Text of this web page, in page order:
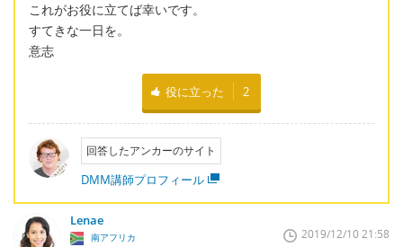
これがお役に立てば幸いです。
すてきな一日を。
意志
役に立った 2
回答したアンカーのサイト
DMM講師プロフィール
Lenae
南アフリカ 2019/12/10 21:58